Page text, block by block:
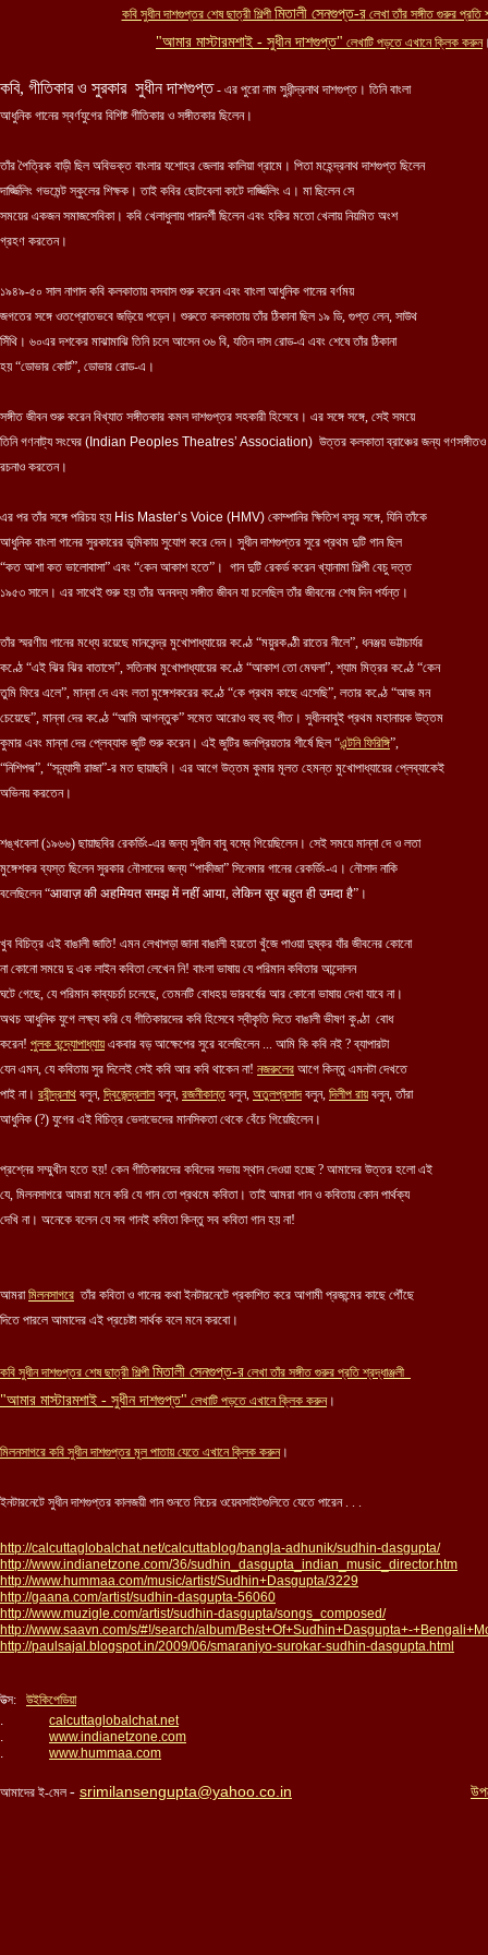
কবি, গীতিকার ও সুরকার সুধীন দাশগুপ্ত- এর পুরো নাম সুধীন্দ্রনাথ দাশগুপ্ত। তিনি বাংলা
আধুনিক গানের স্বর্ণযুগের বিশিষ্ট গীতিকার ও সঙ্গীতকার ছিলেন।
তাঁর পৈত্রিক বাড়ী ছিল অবিভক্ত বাংলার যশোহর জেলার কালিয়া গ্রামে। পিতা মহেন্দ্রনাথ দাশগুপ্ত ছিলেন
দার্জ্জিলিং গভমেন্ট স্কুলের শিক্ষক। তাই কবির ছোটবেলা কাটে দার্জ্জিলিং এ। মা ছিলেন সে
সময়ের একজন সমাজসেবিকা। কবি খেলাধুলায় পারদর্শী ছিলেন এবং হকির মতো খেলায় নিয়মিত অংশ
গ্রহণ করতেন।
১৯৪৯-৫০ সাল নাগাদ কবি কলকাতায় বসবাস শুরু করেন এবং বাংলা আধুনিক গানের বর্ণময়
জগতের সঙ্গে ওতপ্রোতভবে জড়িয়ে পড়েন। শুরুতে কলকাতায় তাঁর ঠিকানা ছিল ১৯ ডি, গুপ্ত লেন, সাউথ
সিঁথি। ৬০এর দশকের মাঝামাঝি তিনি চলে আসেন ৩৬ বি, যতিন দাস রোড-এ এবং শেষে তাঁর ঠিকানা
হয় “ডোভার কোর্ট”, ডোভার রোড-এ।
সঙ্গীত জীবন শুরু করেন বিখ্যাত সঙ্গীতকার কমল দাশগুপ্তর সহকারী হিসেবে। এর সঙ্গে সঙ্গে, সেই সময়ে
তিনি গণনাট্য সংঘের (Indian Peoples Theatres’ Association) উত্তর কলকাতা ব্রাঞ্চের জন্য গণসঙ্গীতও
রচনাও করতেন।
এর পর তাঁর সঙ্গে পরিচয় হয় His Master’s Voice (HMV) কোম্পানির ক্ষিতিশ বসুর সঙ্গে, যিনি তাঁকে
আধুনিক বাংলা গানের সুরকারের ভূমিকায় সুযোগ করে দেন। সুধীন দাশগুপ্তর সুরে প্রথম দুটি গান ছিল
“কত আশা কত ভালোবাসা” এবং “কেন আকাশ হতে”। গান দুটি রেকর্ড করেন খ্যানামা শিল্পী বেচু দত্ত
১৯৫৩ সালে। এর সাথেই শুরু হয় তাঁর অনবদ্য সঙ্গীত জীবন যা চলেছিল তাঁর জীবনের শেষ দিন পর্যন্ত।
তাঁর স্মরণীয় গানের মধ্যে রয়েছে মানবেন্দ্র মুখোপাধ্যায়ের কণ্ঠে “ময়ুরকণ্ঠী রাতের নীলে”, ধনঞ্জয় ভট্টাচার্যর
কণ্ঠে “এই ঝির ঝির বাতাসে”, সতিনাথ মুখোপাধ্যায়ের কণ্ঠে “আকাশ তো মেঘলা”, শ্যাম মিত্রর কণ্ঠে “কেন
তুমি ফিরে এলে”, মান্না দে এবং লতা মুঙ্গেশকরের কণ্ঠে “কে প্রথম কাছে এসেছি”, লতার কণ্ঠে “আজ মন
চেয়েছে”, মান্না দের কণ্ঠে “আমি আগন্তুক” সমেত আরোও বহু বহু গীত। সুধীনবাবুই প্রথম মহানায়ক উত্তম
কুমার এবং মান্না দের প্লেব্যাক জুটি শুরু করেন। এই জুটির জনপ্রিয়তার শীর্ষে ছিল “এন্টনি ফিরিঙ্গি”,
“নিশিপদ্ম”, “সন্ন্যাসী রাজা”-র মত ছায়াছবি। এর আগে উত্তম কুমার মূলত হেমন্ত মুখোপাধ্যায়ের প্লেব্যাকেই
অভিনয় করতেন।
শঙ্খবেলা (১৯৬৬) ছায়াছবির রেকর্ডিং-এর জন্য সুধীন বাবু বম্বে গিয়েছিলেন। সেই সময়ে মান্না দে ও লতা
মুঙ্গেশকর ব্যস্ত ছিলেন সুরকার নৌসাদের জন্য “পাকীজা” সিনেমার গানের রেকর্ডিং-এ। নৌসাদ নাকি
বলেছিলেন “आवाज़ की अहमियत समझ में नहीं आया, लेकिन सूर बहुत ही उमदा है”।
খুব বিচিত্র এই বাঙালী জাতি! এমন লেখাপড়া জানা বাঙালী হয়তো খুঁজে পাওয়া দুষ্কর যাঁর জীবনের কোনো
না কোনো সময়ে দু এক লাইন কবিতা লেখেন নি! বাংলা ভাষায় যে পরিমান কবিতার আন্দোলন
ঘটে গেছে, যে পরিমান কাব্যচর্চা চলেছে, তেমনটি বোধহয় ভারবর্ষের আর কোনো ভাষায় দেখা যাবে না।
অথচ আধুনিক যুগে লক্ষ্য করি যে গীতিকারদের কবি হিসেবে স্বীকৃতি দিতে বাঙালী ভীষণ কুণ্ঠা বোধ
করেন! পুলক বন্দ্যোপাধ্যায়একবার বড় আক্ষেপের সুরে বলেছিলেন ... আমি কি কবি নই ? ব্যাপারটা
যেন এমন, যে কবিতায় সুর দিলেই সেই কবি আর কবি থাকেন না! নজরুলের আগে কিন্তু এমনটা দেখতে
পাই না। রবীন্দ্রনাথ বলুন, দ্বিজেন্দ্রলাল বলুন, রজনীকান্তবলুন, অতুলপ্রসাদবলুন, দিলীপ রায়বলুন, তাঁরা
আধুনিক (?) যুগের এই বিচিত্র ভেদাভেদের মানসিকতা থেকে বেঁচে গিয়েছিলেন।
প্রশ্নের সম্মুখীন হতে হয়! কেন গীতিকারদের কবিদের সভায় স্থান দেওয়া হচ্ছে ? আমাদের উত্তর হলো এই
যে, মিলনসাগরে আমরা মনে করি যে গান তো প্রথমে কবিতা। তাই আমরা গান ও কবিতায় কোন পার্থক্য
দেখি না। অনেকে বলেন যে সব গানই কবিতা কিন্তু সব কবিতা গান হয় না!
আমরামিলনসাগরে তাঁর কবিতা ও গানের কথা ইনটারনেটে প্রকাশিত করে আগামী প্রজন্মের কাছে পৌঁছে
দিতে পারলে আমাদের এই প্রচেষ্টা সার্থক বলে মনে করবো।
কবি সুধীন দাশগুপ্তর শেষ ছাত্রী শিল্পীমিতালী সেনগুপ্ত-র লেখা তাঁর সঙ্গীত গুরুর প্রতি শ্রদ্ধাঞ্জলী
"আমার মাস্টারমশাই - সুধীন দাশগুপ্ত" লেখাটি পড়তে এখানে ক্লিক করুন।
মিলনসাগরে কবি সুধীন দাশগুপ্তর মূল পাতায় যেতে এখানে ক্লিক করুন।
ইনটারনেটে সুধীন দাশগুপ্তর কালজয়ী গান শুনতে নিচের ওয়েবসাইটগুলিতে যেতে পারেন . . .
http://calcuttaglobalchat.net/calcuttablog/bangla-adhunik/sudhin-dasgupta/
http://www.indianetzone.com/36/sudhin_dasgupta_indian_music_director.htm
http://www.hummaa.com/music/artist/Sudhin+Dasgupta/3229
http://gaana.com/artist/sudhin-dasgupta-56060
http://www.muzigle.com/artist/sudhin-dasgupta/songs_composed/
http://www.saavn.com/s/#!/search/album/Best+Of+Sudhin+Dasgupta+-
http://paulsajal.blogspot.in/2009/06/smaraniyo-surokar-sudhin-dasgupta.html
উত্স: উইকিপেডিয়া
. calcuttaglobalchat.net
. www.indianetzone.com
. www.hummaa.com
আমাদের ই-মেল - srimilansengupta@yahoo.co.in
কবি সুধীন দাশগুপ্তর শেষ ছাত্রী শিল্পীমিতালী সেনগুপ্ত-রলেখা তাঁর সঙ্গীত গুরুর প্রতি
"আমার মাস্টারমশাই - সুধীন দাশগুপ্ত" লেখাটি পড়তে এখানে ক্লিক করুন